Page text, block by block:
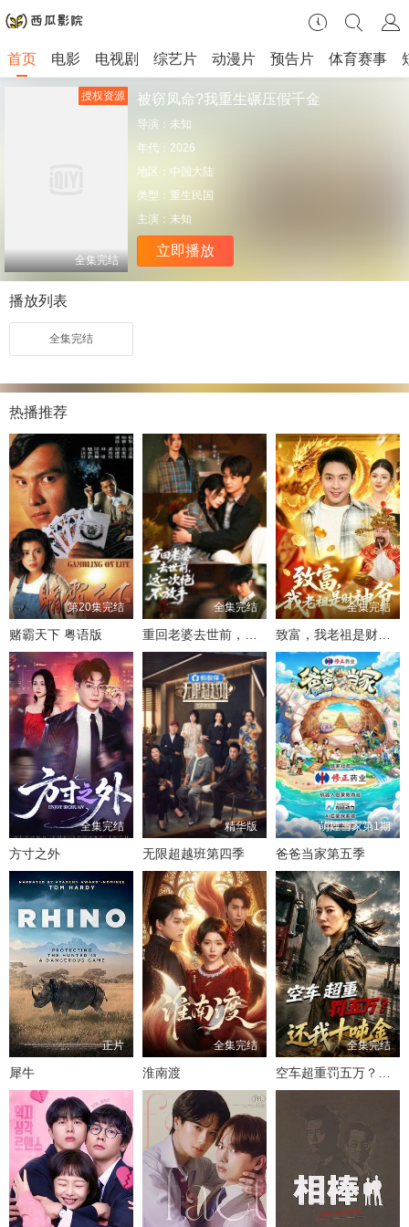
首页 电影 电视剧 综艺片 动漫片 预告片 体育赛事
全集完结
授权资源 被窃凤命?我重生碾压假千金
导演： 未知
年代： 2026
地区： 中国大陆
类型： 重生民国
主演： 未知
立即播放
播放列表
全集完结
热播推荐
第20集完结
赌霸天下 粤语版
全集完结
重回老婆去世前，这一次绝不放手
全集完结
致富，我老祖是财神爷
全集完结
方寸之外
精华版
无限超越班第四季
萌娃当家第1期
爸爸当家第五季
正片
犀牛
全集完结
淮南渡
全集完结
空车超重罚五万？还我十吨金